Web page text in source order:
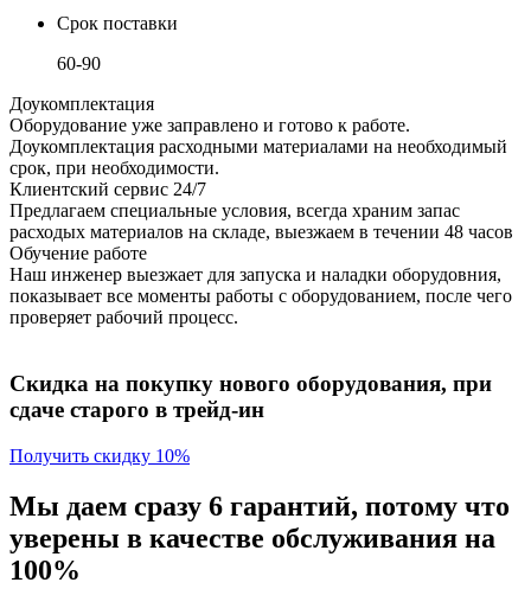
Срок поставки
60-90
Доукомплектация
Оборудование уже заправлено и готово к работе.
Доукомплектация расходными материалами на необходимый
срок, при необходимости.
Клиентский сервис 24/7
Предлагаем специальные условия, всегда храним запас
расходых материалов на складе, выезжаем в течении 48 часов
Обучение работе
Наш инженер выезжает для запуска и наладки оборудовния,
показывает все моменты работы с оборудованием, после чего
проверяет рабочий процесс.
Скидка на покупку нового оборудования, при
сдаче старого в трейд-ин
Получить скидку 10%
Мы даем сразу 6 гарантий, потому что
уверены в качестве обслуживания на
100%